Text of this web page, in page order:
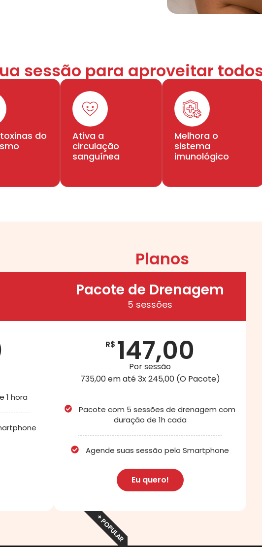
sessão para aproveitar
do
Ativa a
circulação
sanguínea
Melhora o
sistema
imunológico
Planos
1 hora
Pacote de Drenagem
5 sessões
R$ 147,00
Por sessão
735,00 em até 3x 245,00 (O Pacote)
Pacote com 5 sessões de drenagem com
duração de 1h cada
Agende suas sessão pelo Smartphone
Eu quero!
+ POPULAR